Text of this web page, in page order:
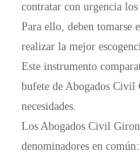
contratar con urgencia
Para ello, deben tomarse
realizar la mejor
Este instrumento
bufete de Abogados Civil
necesidades.
Los Abogados Civil
denominadores en